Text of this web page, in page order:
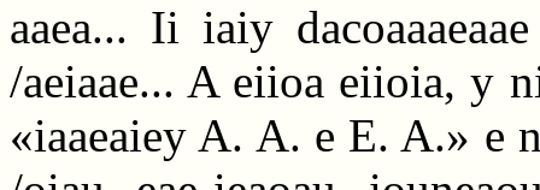
aaea... Ii iaiy
/aeiaae... A eiioa eiioia, y
«iaaeaiey A. A. e E. A.» e